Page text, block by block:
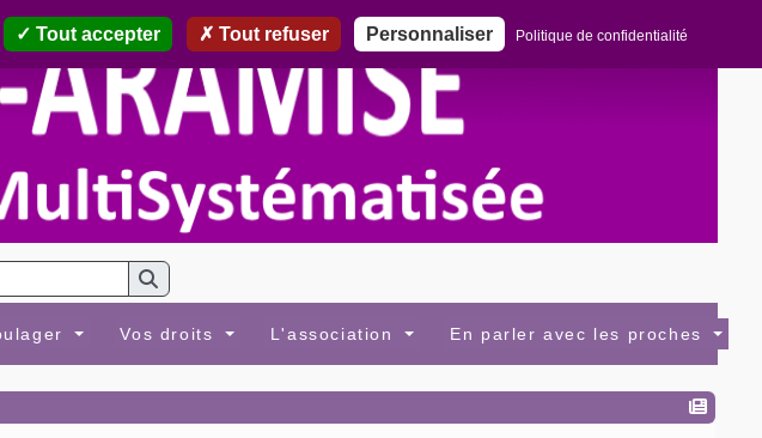
Vos droits L'association En parler avec les proches
Tout accepter Tout refuser Personnaliser Politique de confidentialité